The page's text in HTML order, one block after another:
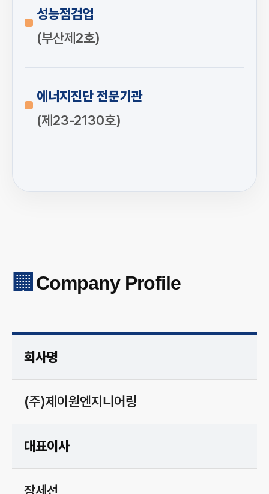
성능점검업
(부산제2호)
에너지진단 전문기관
(제23-2130호)
🏢 Company Profile
회사명
(주)제이원엔지니어링
대표이사
장세선